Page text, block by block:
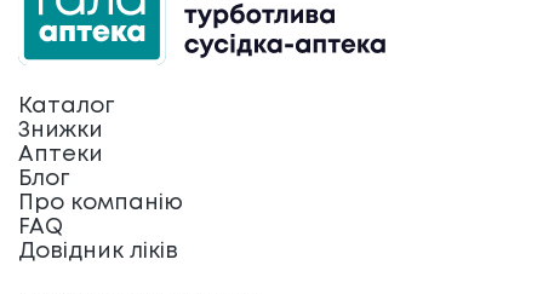
Каталог
Знижки
Аптеки
Блог
Про компанію
FAQ
Довідник ліків